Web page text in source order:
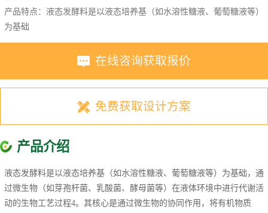
产品特点：‌液态发酵料‌是以液态培养基（如水溶性糖液、葡萄糖液等）
为基础
在线咨询获取报价
免费获取设计方案
产品介绍
‌液态发酵料‌是以液态培养基（如水溶性糖液、葡萄糖液等）为基础，通
过微生物（如芽孢杆菌、乳酸菌、酵母菌等）在液体环境中进行代谢活
动的生物工艺过程‌4。其核心是通过微生物的协同作用，将有机物质